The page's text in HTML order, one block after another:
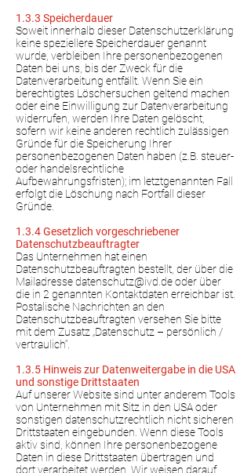
1.3.3 Speicherdauer
Soweit innerhalb dieser Datenschutzerklärung
keine speziellere Speicherdauer genannt
wurde, verbleiben Ihre personenbezogenen
Daten bei uns, bis der Zweck für die
Datenverarbeitung entfällt. Wenn Sie ein
berechtigtes Löschersuchen geltend machen
oder eine Einwilligung zur Datenverarbeitung
widerrufen, werden Ihre Daten gelöscht,
sofern wir keine anderen rechtlich zulässigen
Gründe für die Speicherung Ihrer
personenbezogenen Daten haben (z.B. steuer-
oder handelsrechtliche
Aufbewahrungsfristen); im letztgenannten Fall
erfolgt die Löschung nach Fortfall dieser
Gründe.
1.3.4 Gesetzlich vorgeschriebener
Datenschutzbeauftragter
Das Unternehmen hat einen
Datenschutzbeauftragten bestellt, der über die
Mailadresse datenschutz@ivd.de oder über
die in 2 genannten Kontaktdaten erreichbar ist.
Postalische Nachrichten an den
Datenschutzbeauftragten versehen Sie bitte
mit dem Zusatz „Datenschutz – persönlich /
vertraulich“.
1.3.5 Hinweis zur Datenweitergabe in die USA
und sonstige Drittstaaten
Auf unserer Website sind unter anderem Tools
von Unternehmen mit Sitz in den USA oder
sonstigen datenschutzrechtlich nicht sicheren
Drittstaaten eingebunden. Wenn diese Tools
aktiv sind, können Ihre personenbezogene
Daten in diese Drittstaaten übertragen und
dort verarbeitet werden. Wir weisen darauf